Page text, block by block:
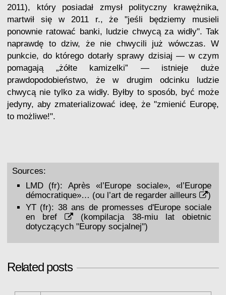
2011), który posiadał zmysł polityczny krawężnika,
martwił się w 2011 r., że "jeśli będziemy musieli
ponownie ratować banki, ludzie chwycą za widły". Tak
naprawdę to dziw, że nie chwycili już wówczas. W
punkcie, do którego dotarły sprawy dzisiaj — w czym
pomagają „żółte kamizelki” — istnieje duże
prawdopodobieństwo, że w drugim odcinku ludzie
chwycą nie tylko za widły. Byłby to sposób, być może
jedyny, aby zmaterializować ideę, że "zmienić Europę,
to możliwe!".
Sources:
LMD (fr):Après «l’Europe sociale», «l’Europe
démocratique»… (ou l’art de regarder ailleurs
)
YT (fr):38 ans de promesses d'Europe sociale
en bref
(kompilacja 38-miu lat obietnic
dotyczących "Europy socjalnej")
Related posts